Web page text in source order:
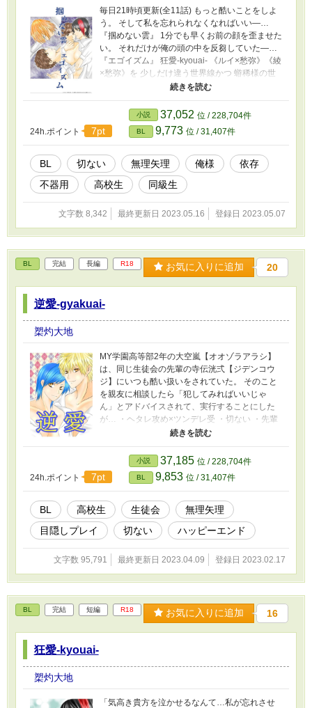
毎日21時頃更新(全11話) もっと酷いことをしよ
う。 そして私を忘れられなくなればいい―…
『掴めない雲』 1分でも早くお前の顔を歪ませた
い。 それだけが俺の頭の中を反芻していた―…
『エゴイズム』 狂愛-kyouai- 《ルイ×愁弥》《綾
×愁弥》を 少しだけ違う世界線かつ 蝣稀様の世
界観で執筆したオムニバス作品 執筆:蝣稀様 イラ
後輩(生徒会会計)×先輩(生徒会長) ・自慰 ・無理
矢理 ・片思い 【エゴイズム】《綾×愁弥》 ・幼
なじみ ・高校生 ・強制自慰 ・無理矢理 ・純粋/
一途/依存 受け ・ドS/強欲/鬼畜 攻め
24h.ポイント 7pt
小説 37,052 位 / 228,704件
BL 9,773 位 / 31,407件
BL 切ない 無理矢理 俺様
依存
不器用
高校生 同級生
文字数 8,342 最終更新日 2023.05.16 登録日 2023.05.07
BL 完結 長編 R18 お気に入りに追加 20
逆愛-gyakuai-
槊灼大地
MY学園高等部2年の大空嵐【オオゾラアラシ】
は、同じ生徒会の先輩の寺伝洸弍【ジデンコウ
ジ】にいつも酷い扱いをされていた。 そのこと
を親友に相談したら「犯してみればいいじゃ
ん」とアドバイスされて、実行することにした
が… ・ヘタレ攻め×ツンデレ受 ・切ない ・先輩
×後輩 ・高校生 ・生徒会 ・無理矢理から始まる
プレイ ・複数 ・すれ違い→ハッピーエンド
24h.ポイント 7pt
小説 37,185 位 / 228,704件
BL 9,853 位 / 31,407件
BL 高校生 生徒会
無理矢理
目隠しプレイ
切ない ハッピーエンド
文字数 95,791 最終更新日 2023.04.09 登録日 2023.02.17
BL 完結 短編 R18 お気に入りに追加 16
狂愛-kyouai-
槊灼大地
「気高き貴方を泣かせるなんて…私が忘れさせ